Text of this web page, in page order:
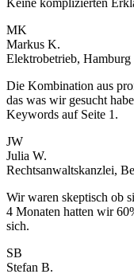
MK
Markus K.
Elektrobetrieb, Hamburg
Die Kombination aus
das was wir gesucht
Keywords auf Seite 1.
JW
Julia W.
Rechtsanwaltskanzlei,
Wir waren skeptisch ob
4 Monaten hatten wir
sich.
SB
Stefan B.